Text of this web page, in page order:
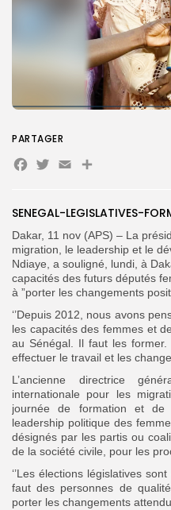
for:
FR
SENEGAL-LEGISLATIVES-
Dakar, 11 nov (APS) – La
migration, le leadership et le
Ndiaye, a souligné, lundi, à
capacités des futurs députés
à ”porter les changements
‘’Depuis 2012, nous avons
les capacités des femmes et
au Sénégal. Il faut les
effectuer le travail et les
L’ancienne directrice
internationale pour les
journée de formation et de
leadership politique des
désignés par les partis ou
de la société civile, pour les
‘’Les élections législatives
faut des personnes de
porter les changements
PARTAGER
Facebook
Twitter
EmailPartager